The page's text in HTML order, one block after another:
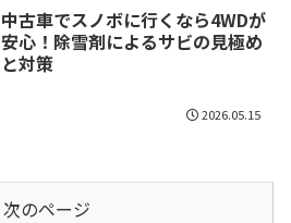
中古車でスノボに行くなら4WDが
安心！除雪剤によるサビの見極め
と対策
2026.05.15
次のページ